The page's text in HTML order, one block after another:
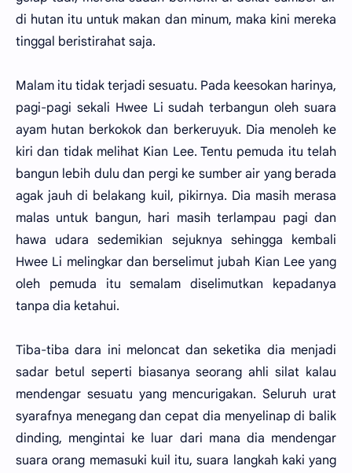
di hutan itu untuk makan dan minum, maka kini mereka
tinggal beristirahat saja.
Malam itu tidak terjadi sesuatu. Pada keesokan harinya,
pagi-pagi sekali Hwee Li sudah terbangun oleh suara
ayam hutan berkokok dan berkeruyuk. Dia menoleh ke
kiri dan tidak melihat Kian Lee. Tentu pemuda itu telah
bangun lebih dulu dan pergi ke sumber air yang berada
agak jauh di belakang kuil, pikirnya. Dia masih merasa
malas untuk bangun, hari masih terlampau pagi dan
hawa udara sedemikian sejuknya sehingga kembali
Hwee Li melingkar dan berselimut jubah Kian Lee yang
oleh pemuda itu semalam diselimutkan kepadanya
tanpa dia ketahui.
Tiba-tiba dara ini meloncat dan seketika dia menjadi
sadar betul seperti biasanya seorang ahli silat kalau
mendengar sesuatu yang mencurigakan. Seluruh urat
syarafnya menegang dan cepat dia menyelinap di balik
dinding, mengintai ke luar dari mana dia mendengar
suara orang memasuki kuil itu, suara langkah kaki yang